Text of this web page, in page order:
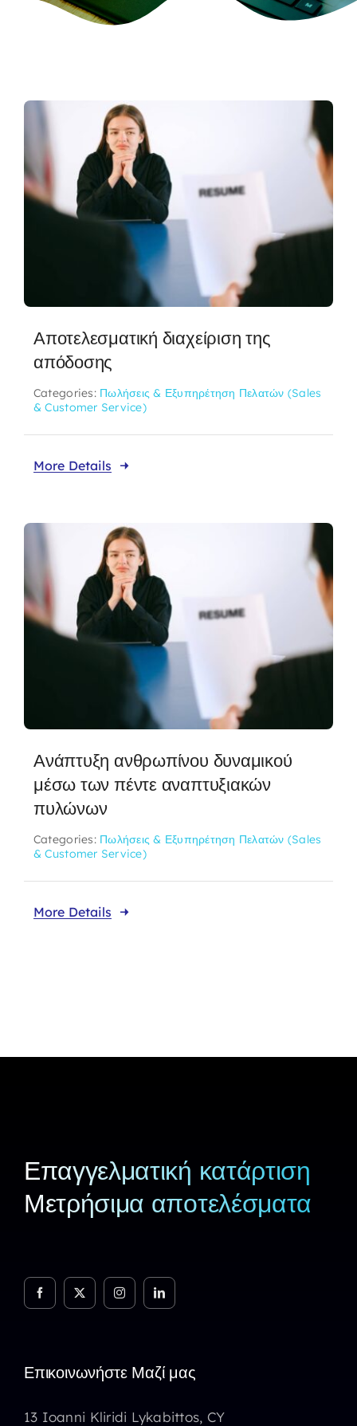
Αποτελεσματική διαχείριση της
απόδοσης
Categories: Πωλήσεις & Εξυπηρέτηση Πελατών (Sales
& Customer Service)
More Details
Ανάπτυξη ανθρωπίνου δυναμικού
μέσω των πέντε αναπτυξιακών
πυλώνων
Categories: Πωλήσεις & Εξυπηρέτηση Πελατών (Sales
& Customer Service)
More Details
Επαγγελματική κατάρτιση
Μετρήσιμα αποτελέσματα
Επικοινωνήστε Μαζί μας
13 Ioanni Kliridi Lykabittos, CY